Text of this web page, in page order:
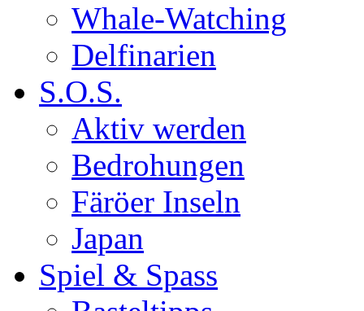
Whale-Watching
Delfinarien
S.O.S.
Aktiv werden
Bedrohungen
Färöer Inseln
Japan
Spiel & Spass